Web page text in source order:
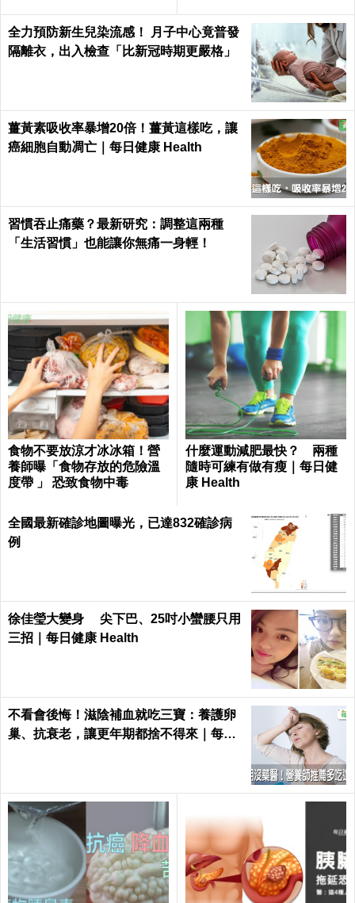
全力預防新生兒染流感！ 月子中心竟普發
隔離衣，出入檢查「比新冠時期更嚴格」
薑黃素吸收率暴增20倍！薑黃這樣吃，讓
癌細胞自動凋亡｜每日健康 Health
習慣吞止痛藥？最新研究：調整這兩種
「生活習慣」也能讓你無痛一身輕！
食物不要放涼才冰冰箱！營
養師曝「食物存放的危險溫
度帶 」 恐致食物中毒
什麼運動減肥最快？ 兩種
隨時可練有做有瘦｜每日健
康 Health
全國最新確診地圖曝光，已達832確診病
例
徐佳瑩大變身 尖下巴、25吋小蠻腰只用
三招｜每日健康 Health
不看會後悔！滋陰補血就吃三寶：養護卵
巢、抗衰老，讓更年期都捨不得來｜每日